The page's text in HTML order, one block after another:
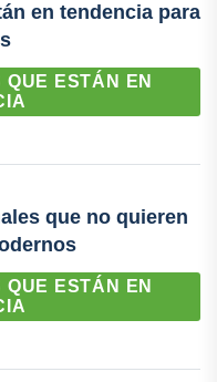
en tendencia para
ESTÁN EN
que no quieren
ESTÁN EN